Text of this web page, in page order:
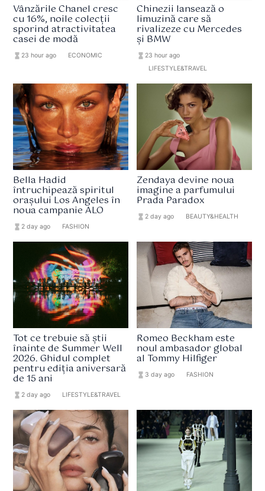
Vânzările Chanel cresc
cu 16%, noile colecții
sporind atractivitatea
casei de modă
hourglass_full 23 hour ago ECONOMIC
Chinezii lansează o
limuzină care să
rivalizeze cu Mercedes
și BMW
hourglass_full 23 hour ago
LIFESTYLE&TRAVEL
Bella Hadid
întruchipează spiritul
orașului Los Angeles în
noua campanie ALO
hourglass_full 2 day ago FASHION
Zendaya devine noua
imagine a parfumului
Prada Paradox
hourglass_full 2 day ago BEAUTY&HEALTH
Tot ce trebuie să știi
înainte de Summer Well
2026. Ghidul complet
pentru ediția aniversară
de 15 ani
hourglass_full 2 day ago LIFESTYLE&TRAVEL
Romeo Beckham este
noul ambasador global
al Tommy Hilfiger
hourglass_full 3 day ago FASHION